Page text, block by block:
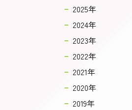
2025年
2024年
2023年
2022年
2021年
2020年
2019年